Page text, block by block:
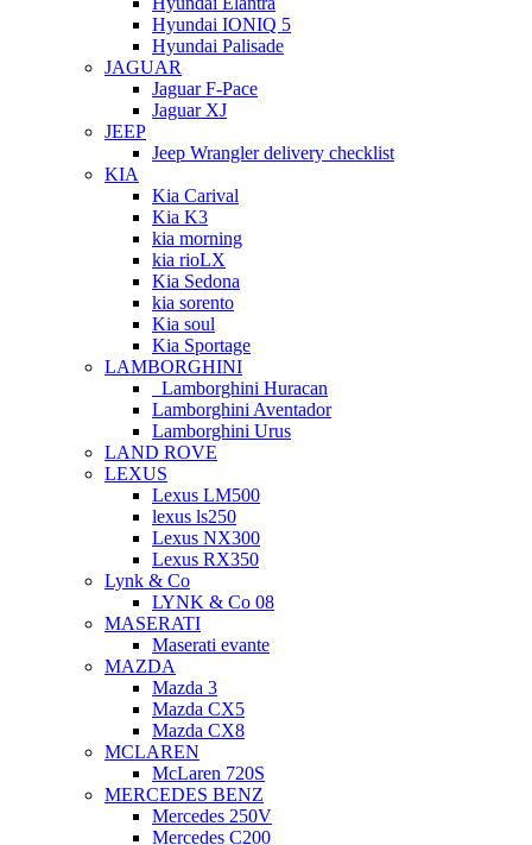
Hyundai IONIQ 5
Hyundai Palisade
JAGUAR
Jaguar F-Pace
Jaguar XJ
JEEP
Jeep Wrangler delivery checklist
KIA
Kia Carival
Kia K3
kia morning
kia rioLX
Kia Sedona
kia sorento
Kia soul
Kia Sportage
LAMBORGHINI
Lamborghini Huracan
Lamborghini Aventador
Lamborghini Urus
LAND ROVE
LEXUS
Lexus LM500
lexus ls250
Lexus NX300
Lexus RX350
Lynk & Co
LYNK & Co 08
MASERATI
Maserati evante
MAZDA
Mazda 3
Mazda CX5
Mazda CX8
MCLAREN
McLaren 720S
MERCEDES BENZ
Mercedes 250V
Mercedes C200